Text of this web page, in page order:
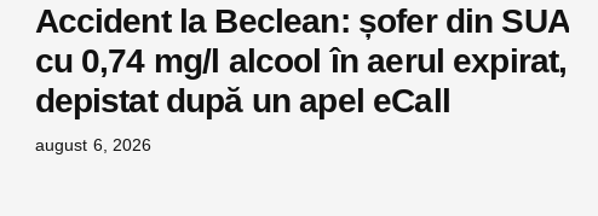
Accident la Beclean: șofer din SUA
cu 0,74 mg/l alcool în aerul expirat,
depistat după un apel eCall
august 6, 2026